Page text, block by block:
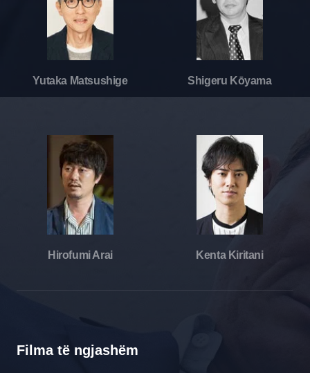
Yutaka Matsushige Shigeru Kōyama
Hirofumi Arai Kenta Kiritani
Filma të ngjashëm